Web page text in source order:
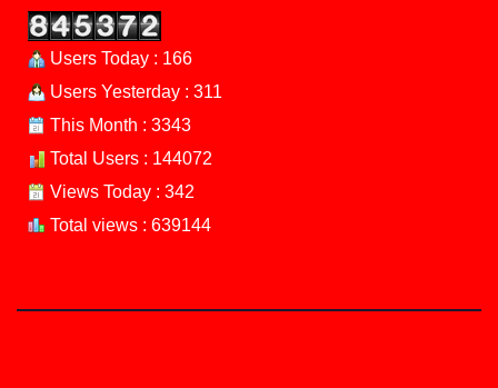
Users Today : 166
Users Yesterday : 311
This Month : 3343
Total Users : 144072
Views Today : 342
Total views : 639144